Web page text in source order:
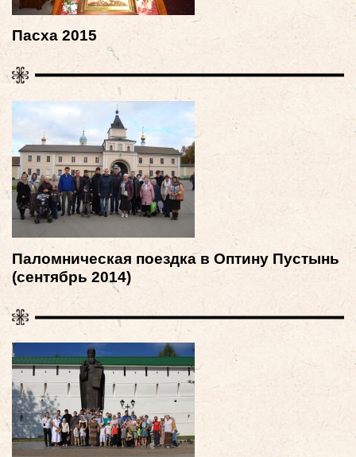
Пасха 2015
Паломническая поездка в Оптину Пустынь
(сентябрь 2014)